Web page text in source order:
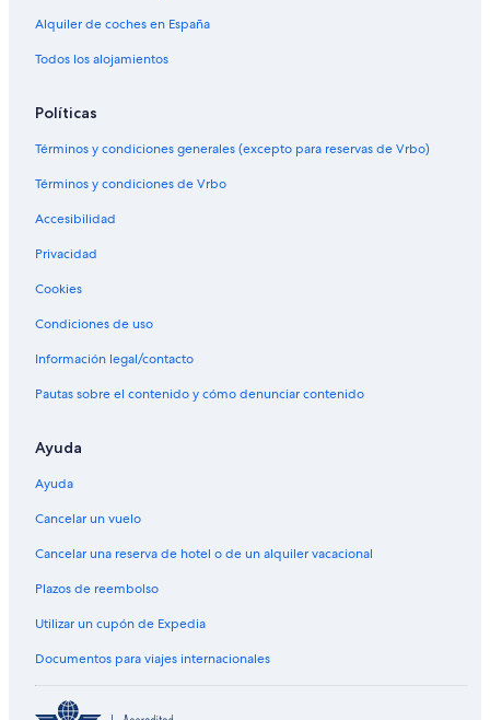
Alquiler de coches en España
Todos los alojamientos
Políticas
Términos y condiciones generales (excepto para reservas de Vrbo)
Términos y condiciones de Vrbo
Accesibilidad
Privacidad
Cookies
Condiciones de uso
Información legal/contacto
Pautas sobre el contenido y cómo denunciar contenido
Ayuda
Ayuda
Cancelar un vuelo
Cancelar una reserva de hotel o de un alquiler vacacional
Plazos de reembolso
Utilizar un cupón de Expedia
Documentos para viajes internacionales